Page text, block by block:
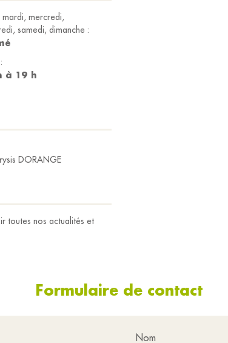
mardi, mercredi,
samedi, dimanche :
à 19 h
DORANGE
toutes nos actualités et
Formulaire de contact
Nom